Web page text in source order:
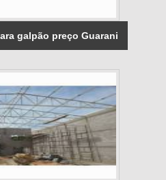
galpão preço Guarani